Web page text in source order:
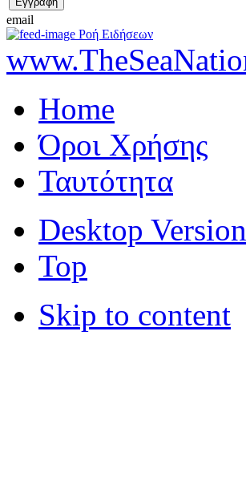
email
Ροή Ειδήσεων
Home
Όροι Χρήσης
Ταυτότητα
Desktop Version
Top
Skip to content